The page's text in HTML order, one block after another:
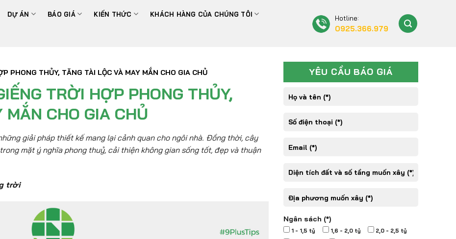
DỰ ÁN BÁO GIÁ KIẾN THỨC KHÁCH HÀNG CỦA CHÚNG TÔI Hotline:
0925.366.979
PHONG THỦY, TĂNG TÀI LỘC VÀ MAY MẮN CHO GIA CHỦ
TRỜI HỢP PHONG THỦY,
MẮN CHO GIA CHỦ
giải pháp thiết kế mang lại cảnh quan cho ngôi nhà. Đồng thời, cây
mặt ý nghĩa phong thuỷ, cải thiện không gian sống tốt, đẹp và thuận
trời
YÊU CẦU BÁO GIÁ
Ngân sách (*)
1 - 1,5 tỷ 1,6 - 2,0 tỷ
2,0 - 2,5 tỷ